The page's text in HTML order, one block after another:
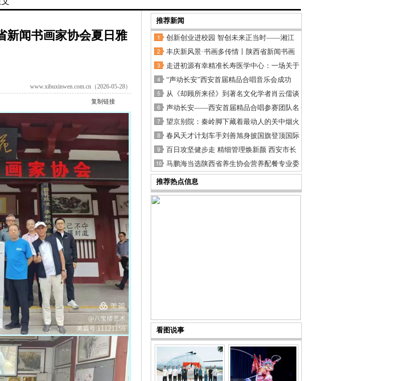
新闻书画家协会夏日雅
www.xibuxinwen.com.cn（2026-05-28）
复制链接
推荐新闻
创新创业进校园 智创未来正当时——湘江
丰庆新风景·书画多传情丨陕西省新闻书画
走进初源有幸精准长寿医学中心：一场关于
“声动长安”西安首届精品合唱音乐会成功
从《却顾所来径》到著名文化学者肖云儒谈
声动长安——西安首届精品合唱参赛团队名
望京别院：秦岭脚下藏着最动人的关中烟火
春风天才计划车手刘善旭身披国旗登顶国际
百日攻坚健步走 精细管理焕新颜 西安市长
马鹏海当选陕西省养生协会营养配餐专业委
推荐热点信息
看图说事